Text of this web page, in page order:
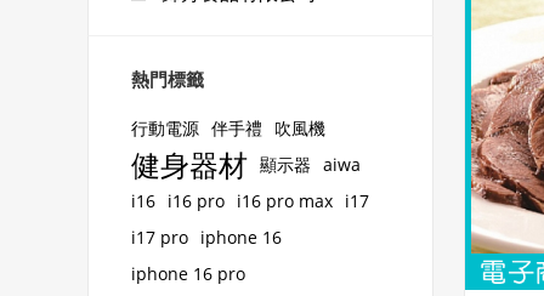
熱門標籤
行動電源 伴手禮 吹風機
健身器材 顯示器 aiwa
i16 i16 pro i16 pro max i17
i17 pro iphone 16
iphone 16 pro